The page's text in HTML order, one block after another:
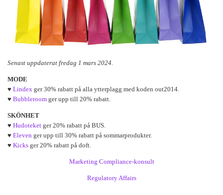
Senast uppdaterat fredag 1 mars 2024.
MODE
♥ Lindex ger 30% rabatt på alla ytterplagg med koden out2014.
♥ Bubbleroom ger upp till 20% rabatt.
SKÖNHET
♥ Hudoteket ger 20% rabatt på BUS.
♥ Eleven ger upp till 30% rabatt på sommarprodukter.
♥ Kicks ger 20% rabatt på doft.
Marketing Compliance-konsult
Regulatory Affairs